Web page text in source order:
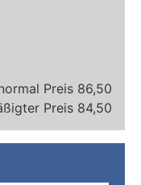
86,50
84,50